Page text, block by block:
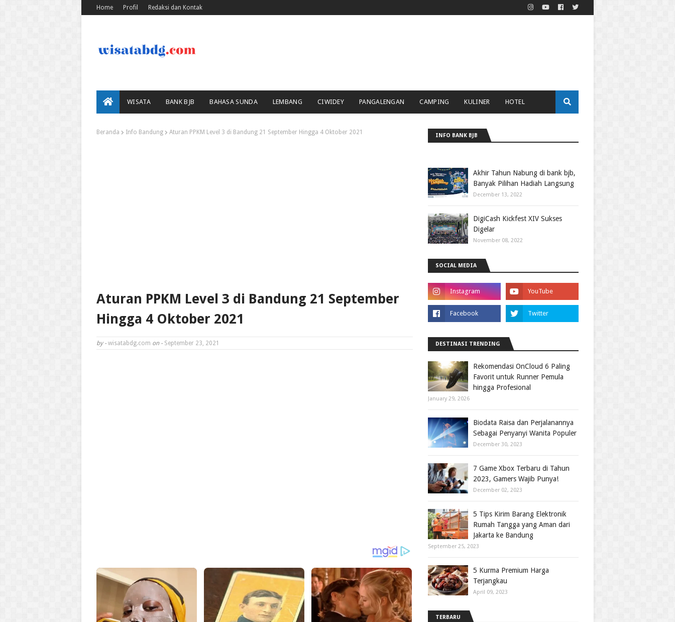
Home Profil Redaksi dan Kontak
WISATA BANK BJB BAHASA SUNDA LEMBANG CIWIDEY PANGALENGAN CAMPING KULINER HOTEL
Beranda Info Bandung Aturan PPKM Level 3 di Bandung 21 September Hingga 4 Oktober 2021
Aturan PPKM Level 3 di Bandung 21 September
Hingga 4 Oktober 2021
by - wisatabdg.com on - September 23, 2021
INFO BANK BJB
Akhir Tahun Nabung di bank bjb,
Banyak Pilihan Hadiah Langsung
December 13, 2022
DigiCash Kickfest XIV Sukses
Digelar
November 08, 2022
SOCIAL MEDIA
DESTINASI TRENDING
Rekomendasi OnCloud 6 Paling
Favorit untuk Runner Pemula
hingga Profesional
January 29, 2026
Biodata Raisa dan Perjalanannya
Sebagai Penyanyi Wanita Populer
December 30, 2023
7 Game Xbox Terbaru di Tahun
2023, Gamers Wajib Punya!
December 02, 2023
5 Tips Kirim Barang Elektronik
Rumah Tangga yang Aman dari
Jakarta ke Bandung
September 25, 2023
5 Kurma Premium Harga
Terjangkau
April 09, 2023
TERBARU